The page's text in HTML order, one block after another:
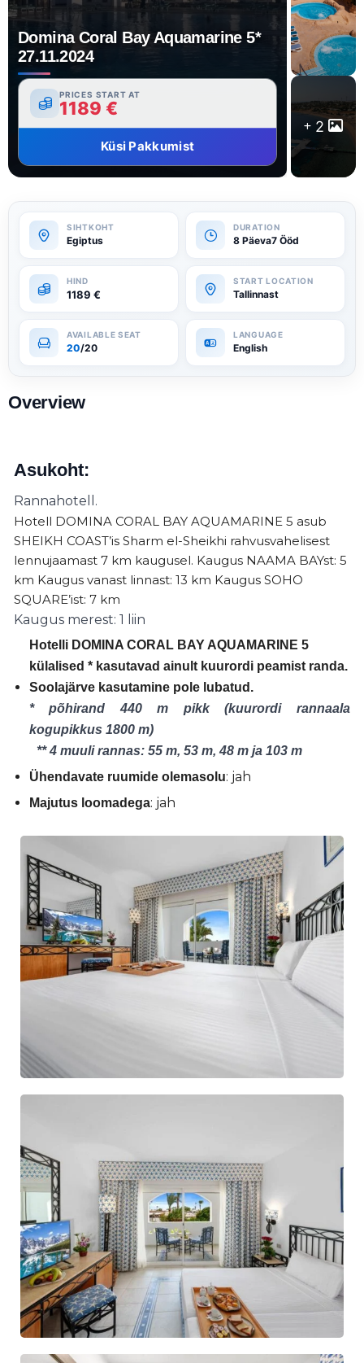
Domina Coral Bay Aquamarine 5*
27.11.2024
PRICES START AT
1189 €
Küsi Pakkumist
2
Egiptus 8 Päeva7 Ööd
1189 € Tallinnast
20/20 English
Overview
Asukoht:
Hotelli DOMINA CORAL BAY AQUAMARINE 5
külalised * kasutavad ainult kuurordi peamist randa.
Soolajärve kasutamine pole lubatud.
* põhirand 440 m pikk (kuurordi rannaala
kogupikkus 1800 m)
** 4 muuli rannas: 55 m, 53 m, 48 m ja 103 m
Ühendavate ruumide olemasolu: jah
Majutus loomadega: jah
Rannahotell.
Hotell DOMINA CORAL BAY AQUAMARINE 5 asub
SHEIKH COAST’is Sharm el-Sheikhi rahvusvahelisest
lennujaamast 7 km kaugusel. Kaugus NAAMA BAYst: 5
km Kaugus vanast linnast: 13 km Kaugus SOHO
SQUARE’ist: 7 km
Kaugus merest: 1 liin